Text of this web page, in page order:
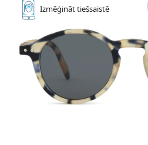
Izmēģināttiešsaistē